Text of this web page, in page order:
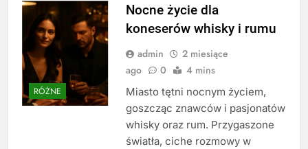
RÓŻNE
Nocne życie dla
koneserów whisky i rumu
admin
2 miesiące
ago
0 4 mins
Miasto tętni nocnym życiem,
goszcząc znawców i pasjonatów
whisky oraz rum. Przygaszone
światła, ciche rozmowy w